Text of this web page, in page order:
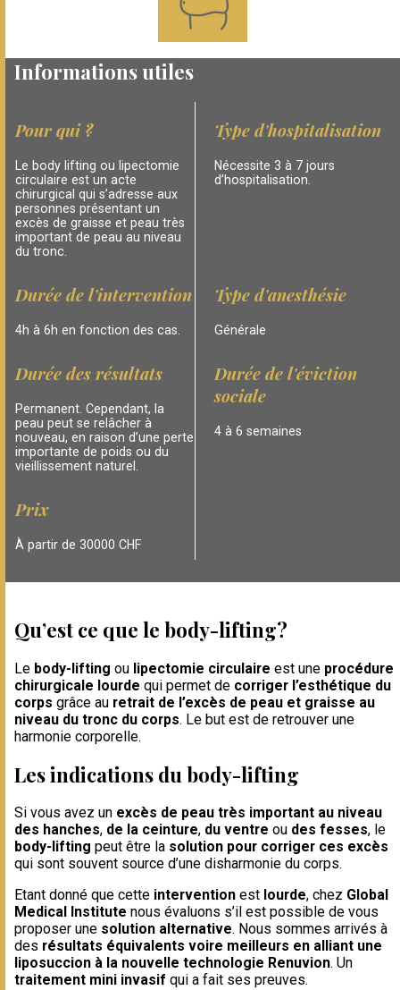
Informations utiles
Pour qui ?
Le body lifting ou lipectomie
circulaire est un acte
chirurgical qui s’adresse aux
personnes présentant un
excès de graisse et peau très
important de peau au niveau
du tronc.
Type d'hospitalisation
Nécessite 3 à 7 jours
d’hospitalisation.
Durée de l'intervention
4h à 6h en fonction des cas.
Type d'anesthésie
Générale
Durée des résultats
Permanent. Cependant, la
peau peut se relâcher à
nouveau, en raison d’une perte
importante de poids ou du
vieillissement naturel.
Durée de l'éviction
sociale
4 à 6 semaines
Prix
À partir de 30000 CHF
Qu’est ce que le body-lifting?
Le body-lifting ou lipectomie circulaire est une procédure
chirurgicale lourde qui permet de corriger l’esthétique du
corps grâce au retrait de l’excès de peau et graisse au
niveau du tronc du corps. Le but est de retrouver une
harmonie corporelle.
Les indications du body-lifting
Si vous avez un excès de peau très important au niveau
des hanches, de la ceinture, du ventre ou des fesses, le
body-lifting peut être la solution pour corriger ces excès
qui sont souvent source d’une disharmonie du corps.
Etant donné que cette intervention est lourde, chez Global
Medical Institute nous évaluons s’il est possible de vous
proposer une solution alternative. Nous sommes arrivés à
des résultats équivalents voire meilleurs en alliant une
liposuccion à la nouvelle technologie Renuvion. Un
traitement mini invasif qui a fait ses preuves.